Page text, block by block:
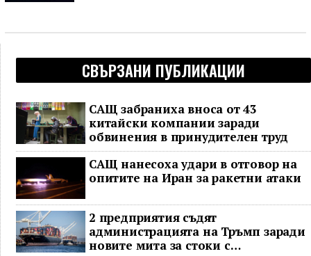
СВЪРЗАНИ ПУБЛИКАЦИИ
САЩ забраниха вноса от 43
китайски компании заради
обвинения в принудителен труд
САЩ нанесоха удари в отговор на
опитите на Иран за ракетни атаки
2 предприятия съдят
администрацията на Тръмп заради
новите мита за стоки с